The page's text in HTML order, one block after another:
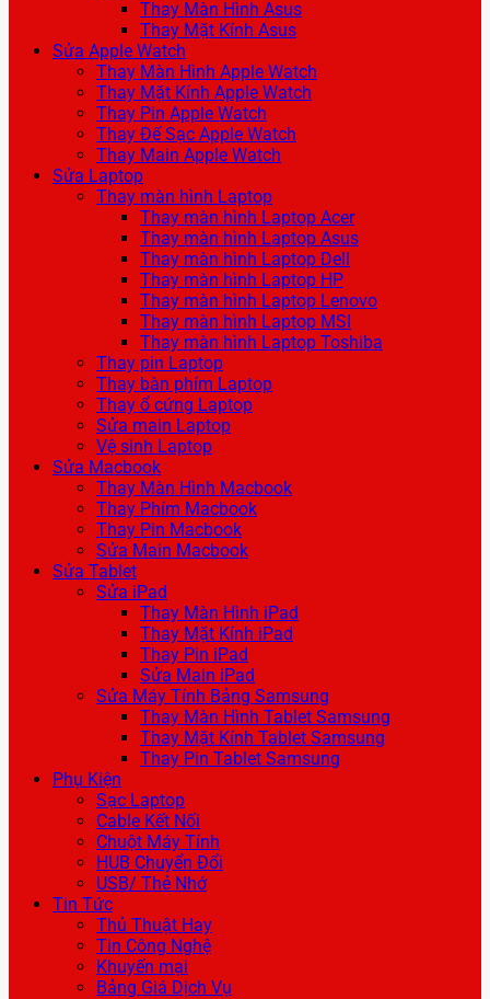
Thay Màn Hình Asus
Thay Mặt Kính Asus
Sửa Apple Watch
Thay Màn Hình Apple Watch
Thay Mặt Kính Apple Watch
Thay Pin Apple Watch
Thay Đế Sạc Apple Watch
Thay Main Apple Watch
Sửa Laptop
Thay màn hình Laptop
Thay màn hình Laptop Acer
Thay màn hình Laptop Asus
Thay màn hình Laptop Dell
Thay màn hình Laptop HP
Thay màn hình Laptop Lenovo
Thay màn hình Laptop MSI
Thay màn hình Laptop Toshiba
Thay pin Laptop
Thay bàn phím Laptop
Thay ổ cứng Laptop
Sửa main Laptop
Vệ sinh Laptop
Sửa Macbook
Thay Màn Hình Macbook
Thay Phím Macbook
Thay Pin Macbook
Sửa Main Macbook
Sửa Tablet
Sửa iPad
Thay Màn Hình iPad
Thay Mặt Kính iPad
Thay Pin iPad
Sửa Main iPad
Sửa Máy Tính Bảng Samsung
Thay Màn Hình Tablet Samsung
Thay Mặt Kính Tablet Samsung
Thay Pin Tablet Samsung
Phụ Kiện
Sạc Laptop
Cable Kết Nối
Chuột Máy Tính
HUB Chuyển Đổi
USB/ Thẻ Nhớ
Tin Tức
Thủ Thuật Hay
Tin Công Nghệ
Khuyến mại
Bảng Giá Dịch Vụ